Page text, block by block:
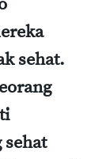
sehat.
sehat